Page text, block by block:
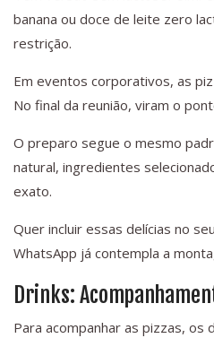
banana ou doce de leite zero
restrição.
Em eventos corporativos, as
No final da reunião, viram o
O preparo segue o mesmo
natural, ingredientes
exato.
Quer incluir essas delícias no
WhatsApp já contempla a
Drinks:
Para acompanhar as pizzas, os